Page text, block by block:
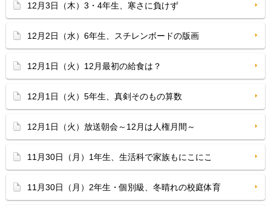
12月3日（木）3・4年生、寒さに負けず
12月2日（水）6年生、スチレンボードの版画
12月1日（火）12月最初の給食は？
12月1日（火）5年生、真剣そのもの算数
12月1日（火）放送朝会～12月は人権月間～
11月30日（月）1年生、生活科で家族もにこにこ
11月30日（月）2年生・個別級、冬晴れの校庭体育